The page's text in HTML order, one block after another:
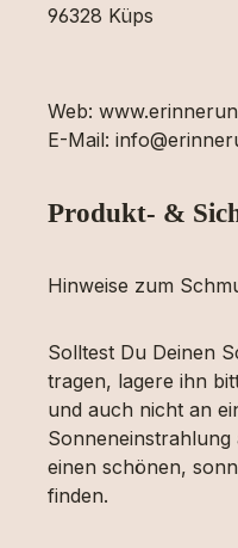
96328 Küps
Web:
E-Mail:
Produkt- &
Hinweise zum
Solltest Du Deinen
tragen, lagere ihn
und auch nicht an
Sonneneinstrahlung
einen schönen,
finden.